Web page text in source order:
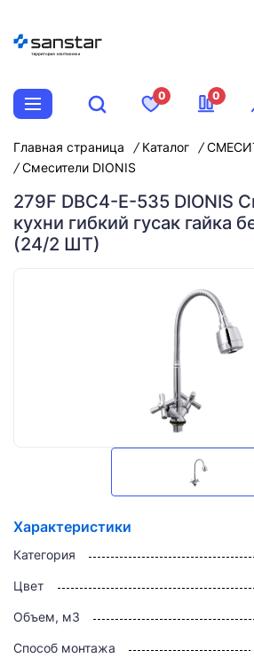
0 0
Главная страница Каталог
Смесители DIONIS
279F DBC4-E-535 DIONIS
кухни гибкий гусак гайка
(24/2 ШТ)
Характеристики
Категория
Цвет
Объем, м3
Способ монтажа